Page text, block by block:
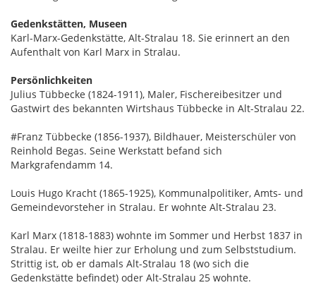
Gedenkstätten, Museen
Karl-Marx-Gedenkstätte, Alt-Stralau 18. Sie erinnert an den
Aufenthalt von Karl Marx in Stralau.
Persönlichkeiten
Julius Tübbecke (1824-1911), Maler, Fischereibesitzer und
Gastwirt des bekannten Wirtshaus Tübbecke in Alt-Stralau 22.
#Franz Tübbecke (1856-1937), Bildhauer, Meisterschüler von
Reinhold Begas. Seine Werkstatt befand sich
Markgrafendamm 14.
Louis Hugo Kracht (1865-1925), Kommunalpolitiker, Amts- und
Gemeindevorsteher in Stralau. Er wohnte Alt-Stralau 23.
Karl Marx (1818-1883) wohnte im Sommer und Herbst 1837 in
Stralau. Er weilte hier zur Erholung und zum Selbststudium.
Strittig ist, ob er damals Alt-Stralau 18 (wo sich die
Gedenkstätte befindet) oder Alt-Stralau 25 wohnte.